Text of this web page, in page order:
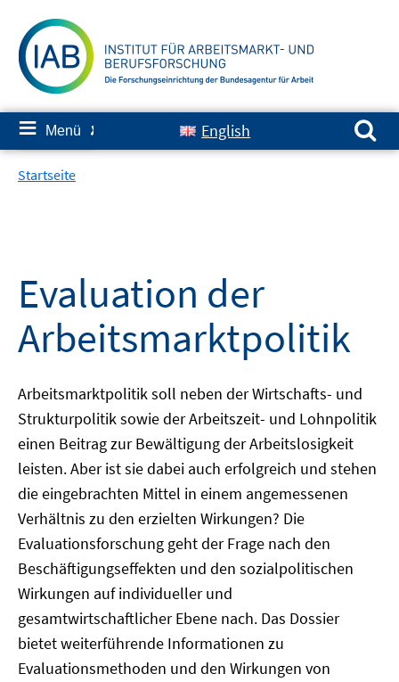
zum
Inhalt
≡ Menü ✘ English
Suchen nach:
Startseite
Evaluation der
Arbeitsmarktpolitik
Arbeitsmarktpolitik soll neben der Wirtschafts- und
Strukturpolitik sowie der Arbeitszeit- und Lohnpolitik
einen Beitrag zur Bewältigung der Arbeitslosigkeit
leisten. Aber ist sie dabei auch erfolgreich und stehen
die eingebrachten Mittel in einem angemessenen
Verhältnis zu den erzielten Wirkungen? Die
Evaluationsforschung geht der Frage nach den
Beschäftigungseffekten und den sozialpolitischen
Wirkungen auf individueller und
gesamtwirtschaftlicher Ebene nach. Das Dossier
bietet weiterführende Informationen zu
Evaluationsmethoden und den Wirkungen von